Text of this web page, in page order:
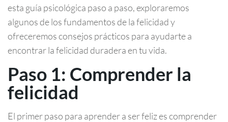
esta guía psicológica paso a paso, exploraremos
algunos de los fundamentos de la felicidad y
ofreceremos consejos prácticos para ayudarte a
encontrar la felicidad duradera en tu vida.
Paso 1: Comprender la
felicidad
El primer paso para aprender a ser feliz es comprender